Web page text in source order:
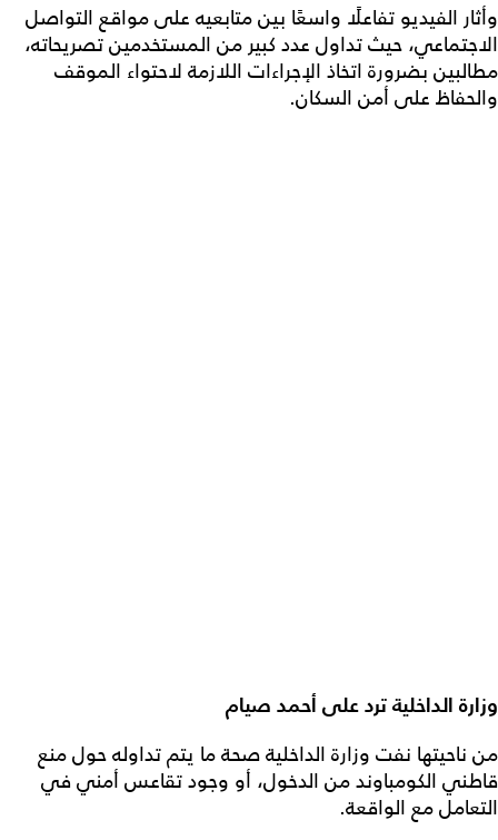
وأثار الفيديو تفاعلًا واسعًا بين متابعيه على مواقع التواصل
الاجتماعي، حيث تداول عدد كبير من المستخدمين تصريحاته،
مطالبين بضرورة اتخاذ الإجراءات اللازمة لاحتواء الموقف
والحفاظ على أمن السكان.
وزارة الداخلية ترد على أحمد صيام
من ناحيتها نفت وزارة الداخلية صحة ما يتم تداوله حول منع
قاطني الكومباوند من الدخول، أو وجود تقاعس أمني في
التعامل مع الواقعة.